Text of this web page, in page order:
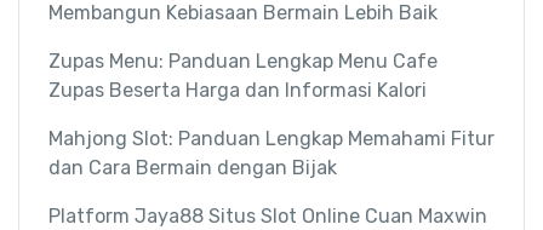
Membangun Kebiasaan Bermain Lebih Baik
Zupas Menu: Panduan Lengkap Menu Cafe
Zupas Beserta Harga dan Informasi Kalori
Mahjong Slot: Panduan Lengkap Memahami Fitur
dan Cara Bermain dengan Bijak
Platform Jaya88 Situs Slot Online Cuan Maxwin